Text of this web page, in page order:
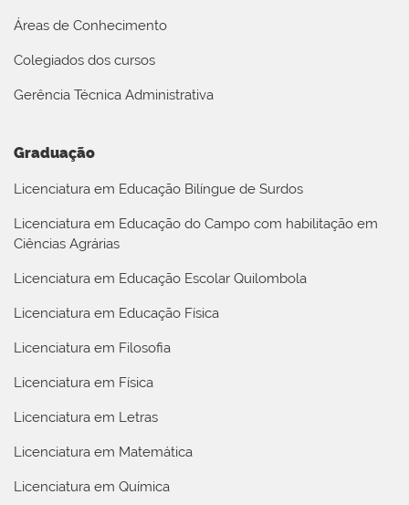
Áreas de Conhecimento
Colegiados dos cursos
Gerência Técnica Administrativa
Graduação
Licenciatura em Educação Bilíngue de Surdos
Licenciatura em Educação do Campo com habilitação em
Ciências Agrárias
Licenciatura em Educação Escolar Quilombola
Licenciatura em Educação Física
Licenciatura em Filosofia
Licenciatura em Física
Licenciatura em Letras
Licenciatura em Matemática
Licenciatura em Química